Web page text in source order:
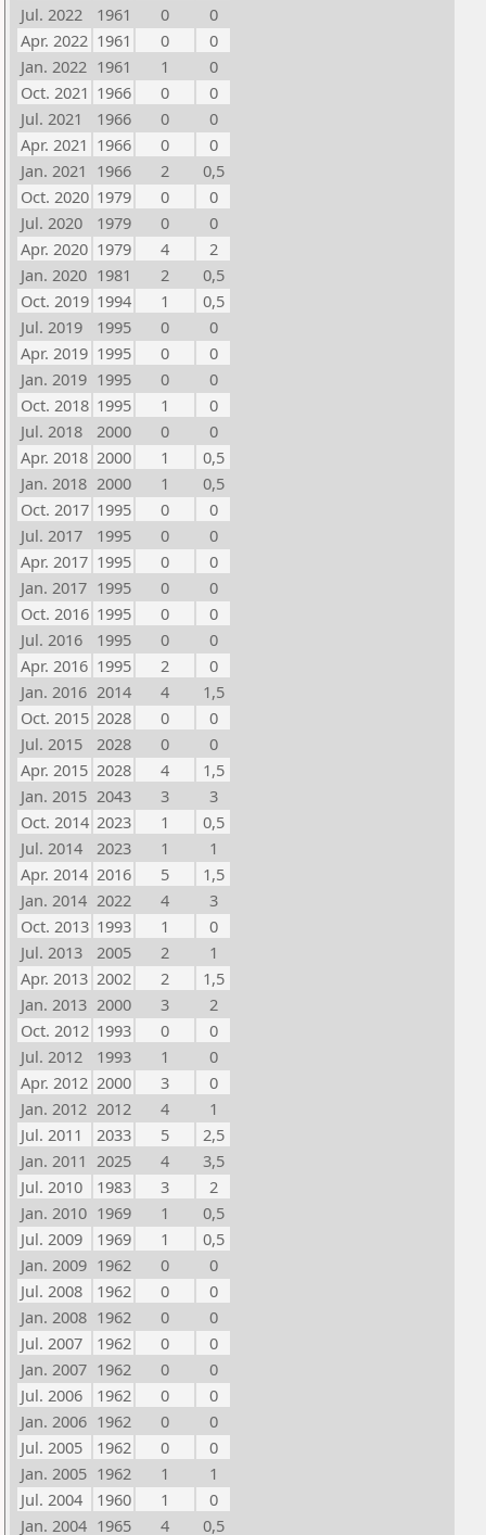
Jul. 2022
1961 0
0
Apr. 2022 1961 0
0
Jan. 2022 1961 1
0
Oct. 2021 1966 0
0
Jul. 2021
1966 0
0
Apr. 2021 1966 0
0
Jan. 2021 1966 2
0,5
Oct. 2020 1979 0
0
Jul. 2020
1979 0
0
Apr. 2020 1979 4
2
Jan. 2020 1981 2
0,5
Oct. 2019 1994 1
0,5
Jul. 2019
1995 0
0
Apr. 2019 1995 0
0
Jan. 2019 1995 0
0
Oct. 2018 1995 1
0
Jul. 2018
2000 0
0
Apr. 2018 2000 1
0,5
Jan. 2018 2000 1
0,5
Oct. 2017 1995 0
0
Jul. 2017
1995 0
0
Apr. 2017 1995 0
0
Jan. 2017 1995 0
0
Oct. 2016 1995 0
0
Jul. 2016
1995 0
0
Apr. 2016 1995 2
0
Jan. 2016 2014 4
1,5
Oct. 2015 2028 0
0
Jul. 2015
2028 0
0
Apr. 2015 2028 4
1,5
Jan. 2015 2043 3
3
Oct. 2014 2023 1
0,5
Jul. 2014
2023 1
1
Apr. 2014 2016 5
1,5
Jan. 2014 2022 4
3
Oct. 2013 1993 1
0
Jul. 2013
2005 2
1
Apr. 2013 2002 2
1,5
Jan. 2013 2000 3
2
Oct. 2012 1993 0
0
Jul. 2012
1993 1
0
Apr. 2012 2000 3
0
Jan. 2012 2012 4
1
Jul. 2011
2033 5
2,5
Jan. 2011 2025 4
3,5
Jul. 2010
1983 3
2
Jan. 2010 1969 1
0,5
Jul. 2009
1969 1
0,5
Jan. 2009 1962 0
0
Jul. 2008
1962 0
0
Jan. 2008 1962 0
0
Jul. 2007
1962 0
0
Jan. 2007 1962 0
0
Jul. 2006
1962 0
0
Jan. 2006 1962 0
0
Jul. 2005
1962 0
0
Jan. 2005 1962 1
1
Jul. 2004
1960 1
0
Jan. 2004 1965 4
0,5